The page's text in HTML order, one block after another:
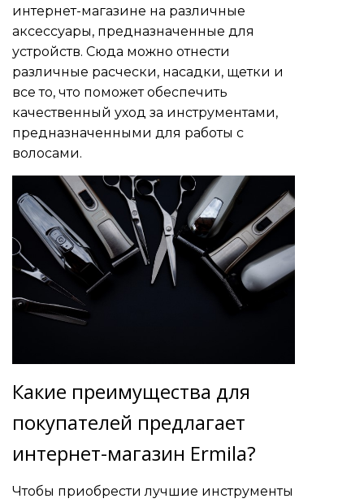
интернет-магазине на различные
аксессуары, предназначенные для
устройств. Сюда можно отнести
различные расчески, насадки, щетки и
все то, что поможет обеспечить
качественный уход за инструментами,
предназначенными для работы с
волосами.
Какие преимущества для
покупателей предлагает
интернет-магазин Ermila?
Чтобы приобрести лучшие инструменты